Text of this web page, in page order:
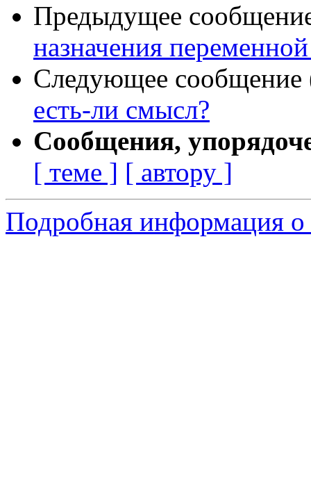
Предыдущее
назначения
Следующее сообщение
есть-ли смысл?
Сообщения,
[ теме ] [ автору ]
Подробная информация